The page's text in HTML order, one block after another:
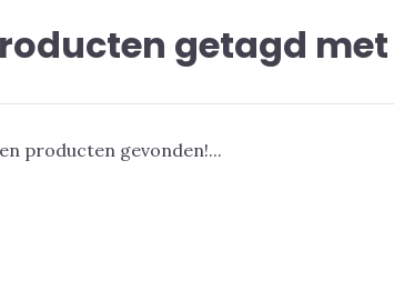
getagd
producten gevonden!...